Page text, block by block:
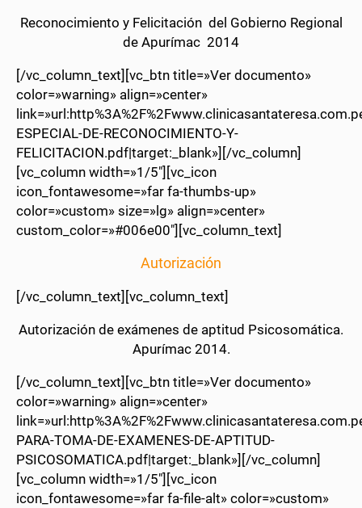
Reconocimiento y Felicitación del Gobierno Regional
de Apurímac 2014
[/vc_column_text][vc_btn title=»Ver documento»
color=»warning» align=»center»
ESPECIAL-DE-RECONOCIMIENTO-Y-
FELICITACION.pdf|target:_blank»][/vc_column]
[vc_column width=»1/5″][vc_icon
icon_fontawesome=»far fa-thumbs-up»
color=»custom» size=»lg» align=»center»
custom_color=»#006e00″][vc_column_text]
Autorización
[/vc_column_text][vc_column_text]
Autorización de exámenes de aptitud Psicosomática.
Apurímac 2014.
[/vc_column_text][vc_btn title=»Ver documento»
color=»warning» align=»center»
PARA-TOMA-DE-EXAMENES-DE-APTITUD-
PSICOSOMATICA.pdf|target:_blank»][/vc_column]
[vc_column width=»1/5″][vc_icon
icon_fontawesome=»far fa-file-alt» color=»custom»